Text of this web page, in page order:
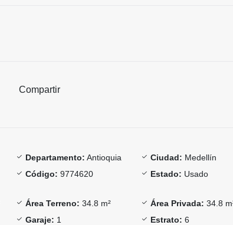
Compartir
Departamento: Antioquia Ciudad: Medellín
Código: 9774620 Estado: Usado
Área Terreno: 34.8 m² Área Privada: 34.8
Garaje: 1 Estrato: 6